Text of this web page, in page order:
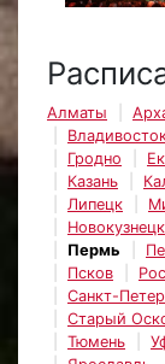
Алматы
Гродно
Казань
Липецк
Новокузнецк
Пермь
Псков
Санкт-
Старый
Тюмень